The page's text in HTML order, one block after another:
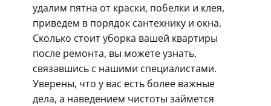
удалим пятна от краски, побелки и клея,
приведем в порядок сантехнику и окна.
Сколько стоит уборка вашей квартиры
после ремонта, вы можете узнать,
связавшись с нашими специалистами.
Уверены, что у вас есть более важные
дела, а наведением чистоты займется